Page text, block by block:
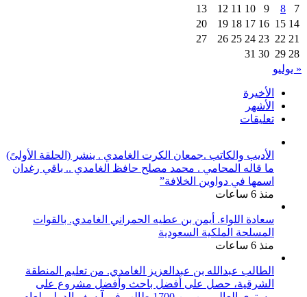
7
8
9
10
11
12
13
14
15
16
17
18
19
20
21
22
23
24
25
26
27
28
29
30
31
« يوليو
الأخيرة
الأشهر
تعليقات
الأديب والكاتب .جمعان الكرت الغامدي . ينشر (الحلقة الأولىً)
ما قاله المحامي . محمد مصلح حافظ الغامدي .. باقي رغدان
اسمها في دواوين الخلافة”
منذ 6 ساعات
سعادة اللواء. أيمن بن عطيه الحمراني الغامدي. بالقوات
المسلحة الملكية السعودية
منذ 6 ساعات
الطالب عبدالله بن عبدالعزيز الغامدي. من تعليم المنطقة
الشرقية، حصل على أفضل باحث وأفضل مشروع على